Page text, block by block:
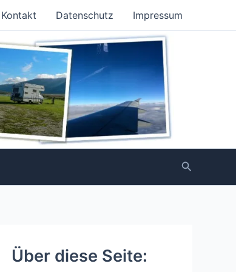
Kontakt Datenschutz Impressum
Suchen
Über diese Seite: